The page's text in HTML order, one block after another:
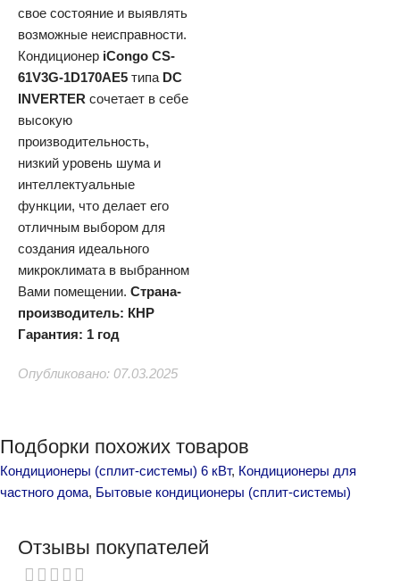
свое состояние и выявлять
возможные неисправности.
Кондиционер iCongo CS-
61V3G-1D170AE5 типа DC
INVERTER сочетает в себе
высокую
производительность,
низкий уровень шума и
интеллектуальные
функции, что делает его
отличным выбором для
создания идеального
микроклимата в выбранном
Вами помещении. Страна-
производитель: КНР
Гарантия: 1 год
Опубликовано: 07.03.2025
Подборки похожих товаров
Кондиционеры (сплит-системы) 6 кВт, Кондиционеры для
частного дома, Бытовые кондиционеры (сплит-системы)
Отзывы покупателей